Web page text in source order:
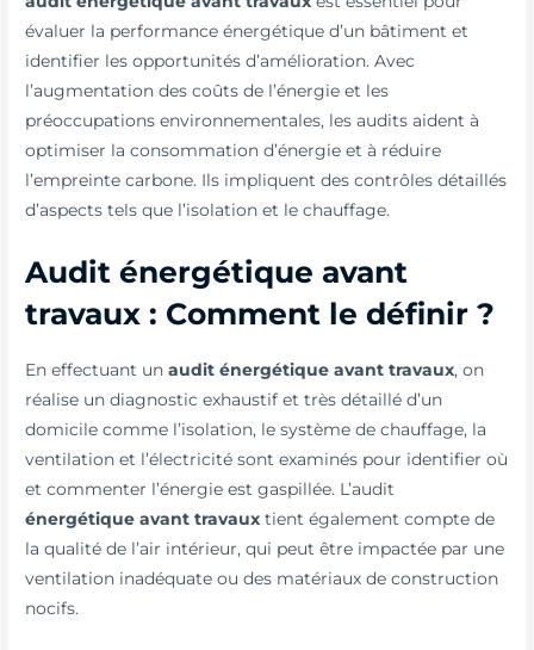
évaluer la performance énergétique d’un bâtiment et
identifier les opportunités d’amélioration. Avec
l’augmentation des coûts de l’énergie et les
préoccupations environnementales, les audits aident à
optimiser la consommation d’énergie et à réduire
l’empreinte carbone. Ils impliquent des contrôles détaillés
d’aspects tels que l’isolation et le chauffage.
Audit énergétique avant
travaux : Comment le définir ?
En effectuant unaudit énergétique avant travaux, on
réalise un diagnostic exhaustif et très détaillé d’un
domicile comme l’isolation, le système de chauffage, la
ventilation et l’électricité sont examinés pour identifier où
et commenter l’énergie est gaspillée. L’audit
énergétique avant travaux tient également compte de
la qualité de l’air intérieur, qui peut être impactée par une
ventilation inadéquate ou des matériaux de construction
nocifs.